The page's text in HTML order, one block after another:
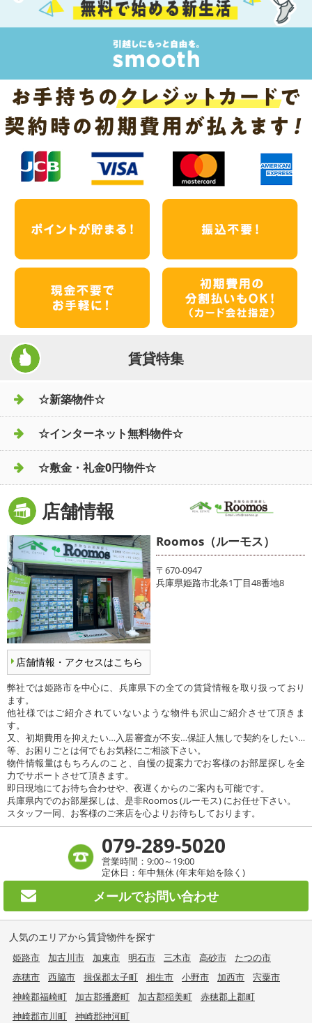
賃貸特集
☆新築物件☆
☆インターネット無料物件☆
☆敷金・礼金0円物件☆
店舗情報
店舗情報・アクセスはこちら
Roomos（ルーモス）
〒670-0947
兵庫県姫路市北条1丁目48番地8
弊社では姫路市を中心に、兵庫県下の全ての賃貸情報を取り扱っており
ます。
他社様ではご紹介されていないような物件も沢山ご紹介させて頂きま
す。
又、初期費用を抑えたい…入居審査が不安…保証人無しで契約をしたい…
等、お困りごとは何でもお気軽にご相談下さい。
物件情報量はもちろんのこと、自慢の提案力でお客様のお部屋探しを全
力でサポートさせて頂きます。
即日現地にてお待ち合わせや、夜遅くからのご案内も可能です。
兵庫県内でのお部屋探しは、是非Roomos (ルーモス) にお任せ下さい。
スタッフ一同、お客様のご来店を心よりお待ちしております。
079-289-5020
営業時間：9:00～19:00
定休日：年中無休 (年末年始を除く)
メールでお問い合わせ
人気のエリアから賃貸物件を探す
姫路市 加古川市 加東市 明石市 三木市 高砂市
たつの市
赤穂市
西脇市 揖保郡太子町 相生市 小野市 加西市
宍粟市
神崎郡福崎町
加古郡播磨町 加古郡稲美町
赤穂郡上郡町
神崎郡市川町
神崎郡神河町